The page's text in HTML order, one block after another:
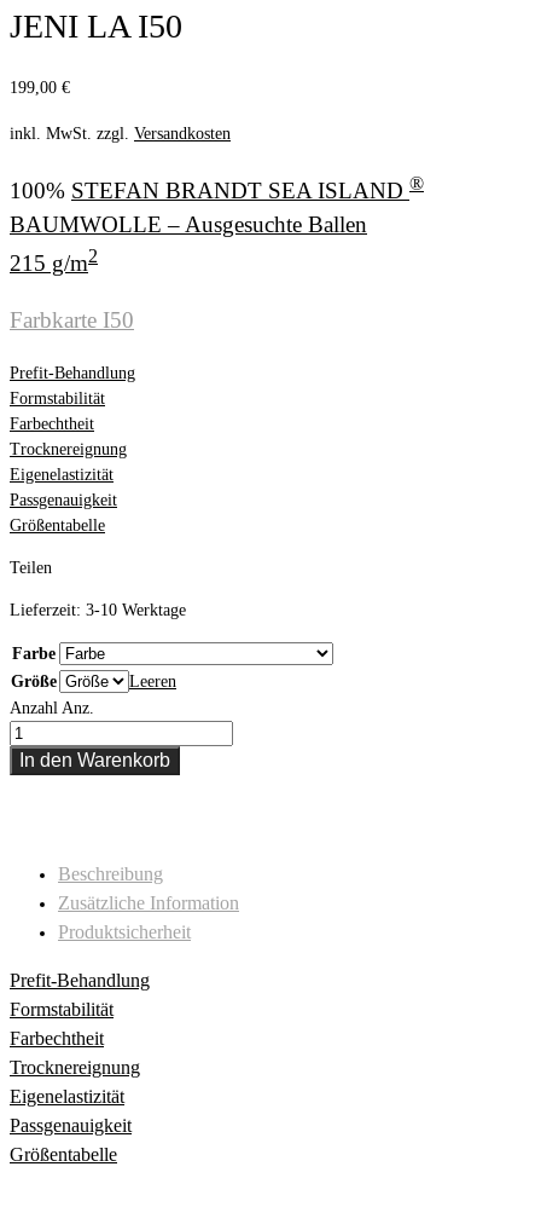
JENI LA I50
199,00 €
inkl. MwSt. zzgl. Versandkosten
100% STEFAN BRANDT SEA ISLAND ®
BAUMWOLLE – Ausgesuchte Ballen
215 g/m2
Farbkarte I50
Prefit-Behandlung
Formstabilität
Farbechtheit
Trocknereignung
Eigenelastizität
Passgenauigkeit
Größentabelle
Teilen
Lieferzeit: 3-10 Werktage
Farbe
Größe
Leeren
Anzahl Anz.
In den Warenkorb
Beschreibung
Zusätzliche Information
Produktsicherheit
Prefit-Behandlung
Formstabilität
Farbechtheit
Trocknereignung
Eigenelastizität
Passgenauigkeit
Größentabelle